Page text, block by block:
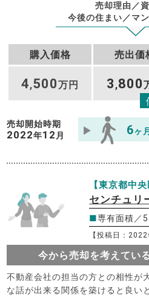
売却理由／
今後の住まい／マ
購入価格 売出価
4,500万円 3 ,800
売却開始時期
2022年12 月 6ヶ月
【東京都中央
センチュリ
■専有面積／
【投稿日：
今から売却を考えてい
不動産会社の担当の方との相性が
な話が出来る関係を築けると良い